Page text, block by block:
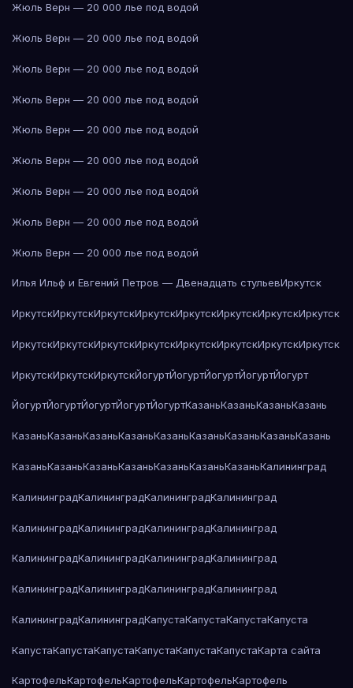
Жюль Верн — 20 000 лье под водой
Жюль Верн — 20 000 лье под водой
Жюль Верн — 20 000 лье под водой
Жюль Верн — 20 000 лье под водой
Жюль Верн — 20 000 лье под водой
Жюль Верн — 20 000 лье под водой
Жюль Верн — 20 000 лье под водой
Жюль Верн — 20 000 лье под водой
Жюль Верн — 20 000 лье под водой
Илья Ильф и Евгений Петров — Двенадцать стульевИркутск
ИркутскИркутскИркутскИркутскИркутскИркутскИркутскИркутск
ИркутскИркутскИркутскИркутскИркутскИркутскИркутскИркутск
ИркутскИркутскИркутскЙогуртЙогуртЙогуртЙогуртЙогурт
ЙогуртЙогуртЙогуртЙогуртЙогуртКазаньКазаньКазаньКазань
КазаньКазаньКазаньКазаньКазаньКазаньКазаньКазаньКазань
КазаньКазаньКазаньКазаньКазаньКазаньКазаньКалининград
КалининградКалининградКалининградКалининград
КалининградКалининградКалининградКалининград
КалининградКалининградКалининградКалининград
КалининградКалининградКалининградКалининград
КалининградКалининградКапустаКапустаКапустаКапуста
КапустаКапустаКапустаКапустаКапустаКапустаКарта сайта
КартофельКартофельКартофельКартофельКартофель